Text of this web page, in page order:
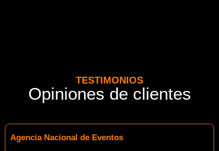
TESTIMONIOS
Opiniones de clientes
Agencia Nacional de Eventos